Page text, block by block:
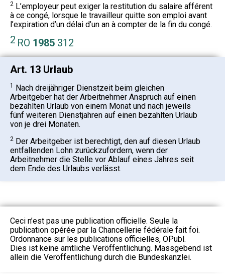
2 L’employeur peut exiger la restitution du salaire afférent
à ce congé, lorsque le travailleur quitte son emploi avant
l’expiration d’un délai d’un an à compter de la fin du congé.
2 RO 1985 312
Art. 13 Urlaub
1 Nach dreijähriger Dienstzeit beim gleichen
Arbeitgeber hat der Arbeitnehmer Anspruch auf einen
bezahlten Urlaub von einem Monat und nach jeweils
fünf weiteren Dienstjahren auf einen bezahlten Urlaub
von je drei Monaten.
2 Der Arbeitgeber ist berechtigt, den auf diesen Urlaub
entfallenden Lohn zurückzufordern, wenn der
Arbeitnehmer die Stelle vor Ablauf eines Jahres seit
dem Ende des Urlaubs verlässt.
Ceci n’est pas une publication officielle. Seule la
publication opérée par la Chancellerie fédérale fait foi.
Ordonnance sur les publications officielles, OPubl.
Dies ist keine amtliche Veröffentlichung. Massgebend ist
allein die Veröffentlichung durch die Bundeskanzlei.